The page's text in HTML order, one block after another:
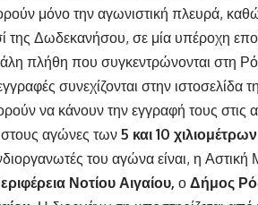
μόνο την αγωνιστική πλευρά,
της Δωδεκανήσου, σε μία υπέροχη
πλήθη που συγκεντρώνονται στη
συνεχίζονται στην ιστοσελίδα
να κάνουν την εγγραφή τους στις
στους αγώνες των 5 και 10
του αγώνα είναι, η
Νοτίου Αιγαίου, ο Δήμος